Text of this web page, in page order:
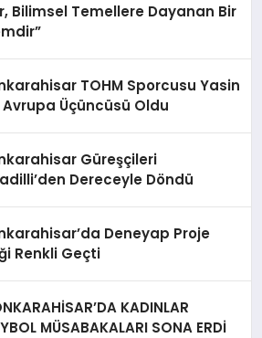
Bilimsel Temellere Dayanan Bir
TOHM Sporcusu Yasin
Avrupa Üçüncüsü Oldu
Güreşçileri
Dereceyle Döndü
Deneyap Proje
Renkli Geçti
KADINLAR
MÜSABAKALARI SONA ERDİ